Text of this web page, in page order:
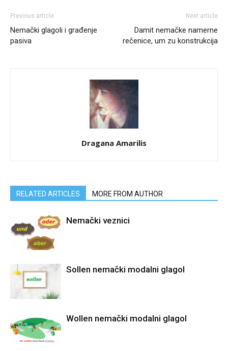
Previous article
Nemački glagoli i građenje
pasiva
Next article
Damit nemačke namerne
rečenice, um zu konstrukcija
Dragana Amarilis
RELATED ARTICLES MORE FROM AUTHOR
Nemački veznici
Sollen nemački modalni glagol
Wollen nemački modalni glagol